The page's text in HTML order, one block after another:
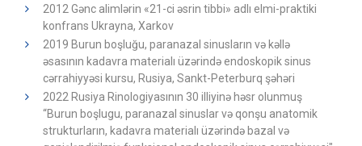
2012 Gənc alimlərin «21-ci əsrin tibbi» adlı elmi-praktiki
konfrans Ukrayna, Xarkov
2019 Burun boşluğu, paranazal sinusların və kəllə
əsasının kadavra materialı üzərində endoskopik sinus
cərrahiyyəsi kursu, Rusiya, Sankt-Peterburq şəhəri
2022 Rusiya Rinologiyasının 30 illiyinə həsr olunmuş
“Burun boşlugu, paranazal sinuslar və qonşu anatomik
strukturların, kadavra materialı üzərində bazal və